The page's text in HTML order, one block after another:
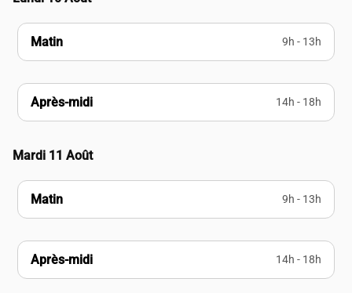
Matin 9h - 13h
Après-midi 14h - 18h
Mardi 11 Août
Matin 9h - 13h
Après-midi 14h - 18h